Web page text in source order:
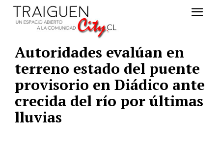
Autoridades evalúan en
terreno estado del puente
provisorio en Diádico ante
crecida del río por últimas
lluvias